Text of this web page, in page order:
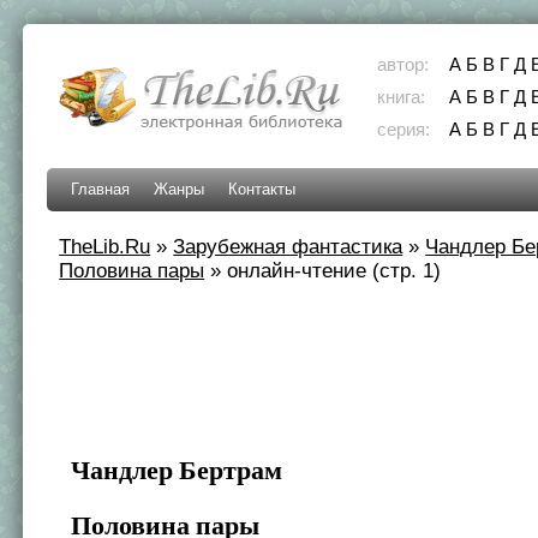
автор: А Б В Г Д
книга:
А Б В Г Д
серия:
А Б В Г Д
Главная Жанры Контакты
TheLib.Ru »Зарубежная фантастика» Чандлер
Половина пары »онлайн-чтение (стр. 1)
Чандлер Бертрам
Половина пары